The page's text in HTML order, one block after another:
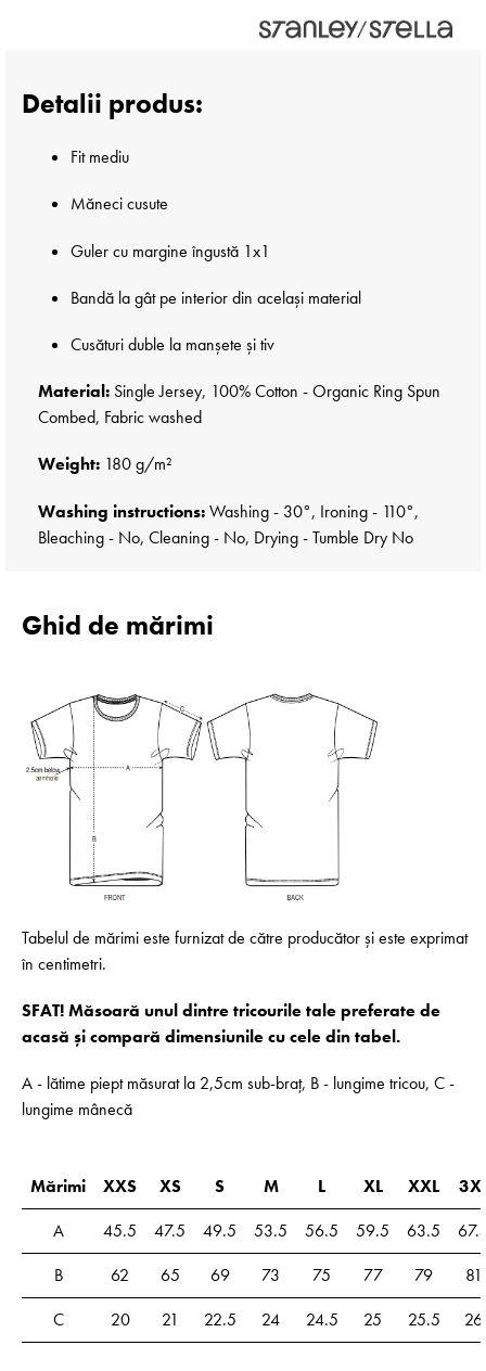
Detalii produs:
Fit mediu
Măneci cusute
Guler cu margine îngustă 1x1
Bandă la gât pe interior din același material
Cusături duble la manșete și tiv
Material: Single Jersey, 100% Cotton - Organic Ring Spun
Combed, Fabric washed
Weight: 180 g/m²
Washing instructions:Washing - 30°, Ironing - 110°,
Bleaching - No, Cleaning - No, Drying - Tumble Dry No
Ghid de mărimi
Tabelul de mărimi este furnizat de către producător și este exprimat
în centimetri.
SFAT! Măsoară unul dintre tricourile tale preferate de
acasă și compară dimensiunile cu cele din tabel.
A - lătime piept măsurat la 2,5cm sub-braț, B - lungime tricou, C -
lungime mânecă
Mărimi XXS XS S M L XL XXL
A
45.5 47.5 49.5 53.5 56.5 59.5 63.5
B
62 65 69 73 75 77 79
81
C
20 21 22.5 24 24.5 25 25.5 26